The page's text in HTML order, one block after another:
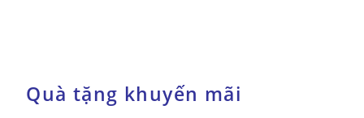
Quà tặng khuyến mãi